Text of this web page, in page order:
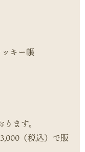
キー帳
ます。
（税込）で販